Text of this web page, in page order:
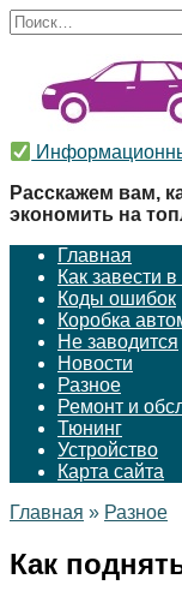
Перейти
к
содержанию
Search
for:
Расскажем вам,
экономить на
Главная
Как завести
Коды ошибок
Коробка
Не заводится
Новости
Разное
Ремонт и
Тюнинг
Устройство
Карта сайта
Главная » Разное
Как